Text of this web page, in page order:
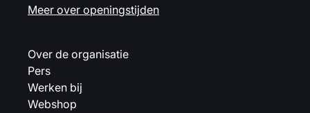
Meer over openingstijden
Over de organisatie
Pers
Werken bij
Webshop